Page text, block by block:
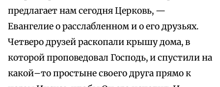
предлагает нам сегодня Церковь, —
Евангелие о расслабленном и о его друзьях.
Четверо друзей раскопали крышу дома, в
которой проповедовал Господь, и спустили на
какой–то простыне своего друга прямо к